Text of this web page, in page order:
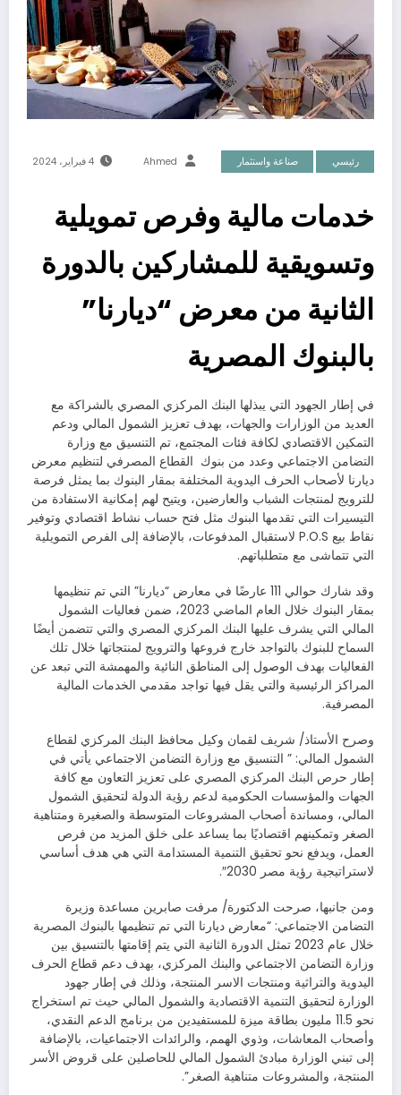
رئيسي صناعة واستثمار Ahmed 4 فبراير، 2024
خدمات مالية وفرص تمويلية
وتسويقية للمشاركين بالدورة
الثانية من معرض “ديارنا”
بالبنوك المصرية
في إطار الجهود التي يبذلها البنك المركزي المصري بالشراكة مع
العديد من الوزارات والجهات، بهدف تعزيز الشمول المالي ودعم
التمكين الاقتصادي لكافة فئات المجتمع، تم التنسيق مع وزارة
التضامن الاجتماعي وعدد من بنوك القطاع المصرفي لتنظيم معرض
ديارنا لأصحاب الحرف اليدوية المختلفة بمقار البنوك بما يمثل فرصة
للترويج لمنتجات الشباب والعارضين، ويتيح لهم إمكانية الاستفادة من
التيسيرات التي تقدمها البنوك مثل فتح حساب نشاط اقتصادي وتوفير
نقاط بيع P.O.S لاستقبال المدفوعات، بالإضافة إلى الفرص التمويلية
التي تتماشى مع متطلباتهم.
وقد شارك حوالي 111 عارضًا في معارض “ديارنا” التي تم تنظيمها
بمقار البنوك خلال العام الماضي 2023، ضمن فعاليات الشمول
المالي التي يشرف عليها البنك المركزي المصري والتي تتضمن أيضًا
السماح للبنوك بالتواجد خارج فروعها والترويج لمنتجاتها خلال تلك
الفعاليات بهدف الوصول إلى المناطق النائية والمهمشة التي تبعد عن
المراكز الرئيسية والتي يقل فيها تواجد مقدمي الخدمات المالية
المصرفية.
وصرح الأستاذ/ شريف لقمان وكيل محافظ البنك المركزي لقطاع
الشمول المالي: ” التنسيق مع وزارة التضامن الاجتماعي يأتي في
إطار حرص البنك المركزي المصري على تعزيز التعاون مع كافة
الجهات والمؤسسات الحكومية لدعم رؤية الدولة لتحقيق الشمول
المالي، ومساندة أصحاب المشروعات المتوسطة والصغيرة ومتناهية
الصغر وتمكينهم اقتصاديًا بما يساعد على خلق المزيد من فرص
العمل، ويدفع نحو تحقيق التنمية المستدامة التي هي هدف أساسي
لاستراتيجية رؤية مصر 2030″.
ومن جانبها، صرحت الدكتورة/ مرفت صابرين مساعدة وزيرة
التضامن الاجتماعي: “معارض ديارنا التي تم تنظيمها بالبنوك المصرية
خلال عام 2023 تمثل الدورة الثانية التي يتم إقامتها بالتنسيق بين
وزارة التضامن الاجتماعي والبنك المركزي، بهدف دعم قطاع الحرف
اليدوية والتراثية ومنتجات الاسر المنتجة، وذلك في إطار جهود
الوزارة لتحقيق التنمية الاقتصادية والشمول المالي حيث تم استخراج
نحو 11.5 مليون بطاقة ميزة للمستفيدين من برنامج الدعم النقدي،
وأصحاب المعاشات، وذوي الهمم، والرائدات الاجتماعيات، بالإضافة
إلى تبني الوزارة مبادئ الشمول المالي للحاصلين على قروض الأسر
المنتجة، والمشروعات متناهية الصغر”.